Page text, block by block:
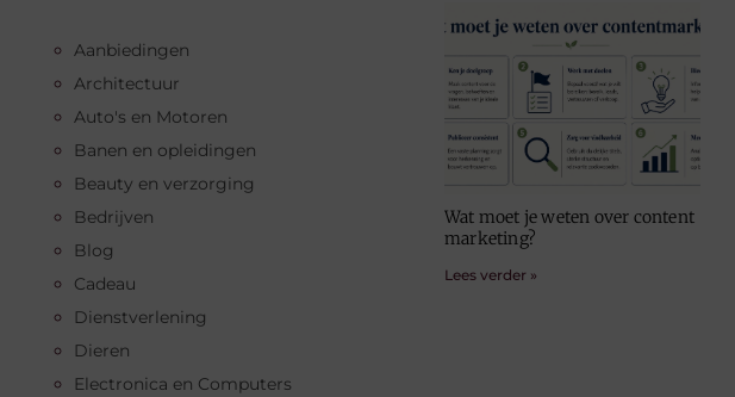
Aanbiedingen
Architectuur
Auto's en Motoren
Banen en opleidingen
Beauty en verzorging
Bedrijven
Blog
Cadeau
Dienstverlening
Dieren
Electronica en Computers
Wat moet je weten over content
marketing?
Lees verder »